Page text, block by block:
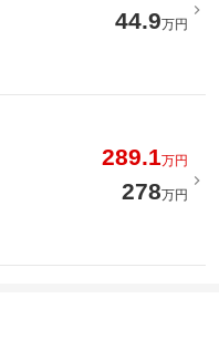
44.9万円
289.1万円
278万円